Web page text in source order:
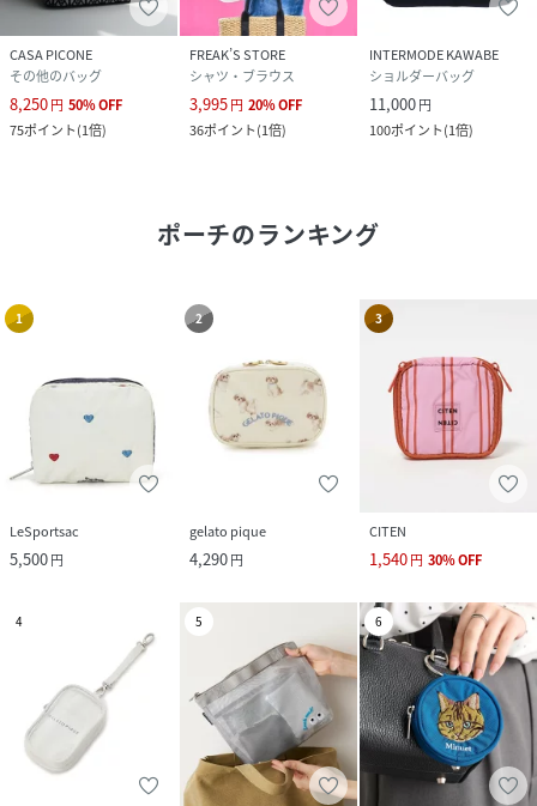
CASA PICONE
その他のバッグ
8,250円 50%OFF
75ポイント(1倍)
FREAK’S STORE
シャツ・ブラウス
3,995円 20%OFF
36ポイント(1倍)
INTERMODE KAWABE
ショルダーバッグ
11,000円
100ポイント(1倍)
ポーチのランキング
1
LeSportsac
5,500円
2
gelato pique
4,290円
3
CITEN
1,540円 30%OFF
4 5 6